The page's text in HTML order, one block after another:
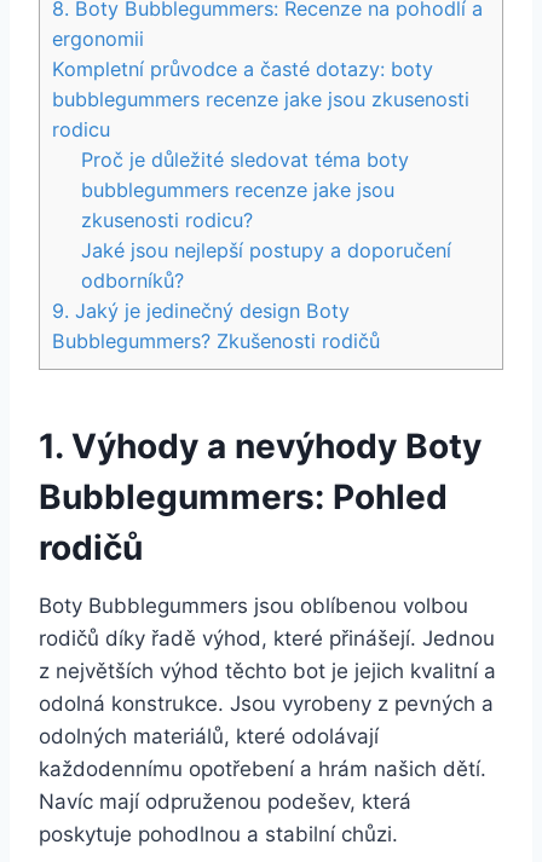
8. Boty Bubblegummers: ‌Recenze na pohodlí ​a⁣
ergonomii
Kompletní průvodce a časté dotazy: boty
bubblegummers recenze jake jsou zkusenosti
rodicu
Proč je důležité sledovat téma boty
bubblegummers recenze jake jsou
zkusenosti rodicu?
Jaké jsou nejlepší postupy a doporučení
odborníků?
9. Jaký je jedinečný design‍ Boty
‍Bubblegummers? Zkušenosti rodičů
1. Výhody‌ a nevýhody⁣ Boty
Bubblegummers: Pohled
rodičů
Boty ‍Bubblegummers jsou ⁢oblíbenou volbou
rodičů díky řadě výhod, které přinášejí.⁣ Jednou
z největších výhod těchto bot je jejich kvalitní a
odolná konstrukce. Jsou vyrobeny z pevných a
⁣odolných materiálů, které‍ odolávají⁣
každodennímu ‍opotřebení a⁣ hrám našich dětí.
Navíc mají odpruženou podešev, ​která
poskytuje pohodlnou a stabilní ‍chůzi.